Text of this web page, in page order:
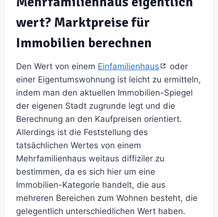
wert? Marktpreise für
Immobilien berechnen
Den Wert von einem Einfamilienhaus
oder
einer Eigentumswohnung ist leicht zu ermitteln,
indem man den aktuellen Immobilien-Spiegel
der eigenen Stadt zugrunde legt und die
Berechnung an den Kaufpreisen orientiert.
Allerdings ist die Feststellung des
tatsächlichen Wertes von einem
Mehrfamilienhaus weitaus diffiziler zu
bestimmen, da es sich hier um eine
Immobilien-Kategorie handelt, die aus
mehreren Bereichen zum Wohnen besteht, die
gelegentlich unterschiedlichen Wert haben.